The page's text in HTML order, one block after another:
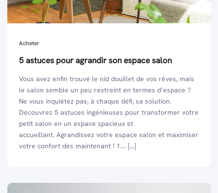
Acheter
5 astuces pour agrandir son espace salon
Vous avez enfin trouvé le nid douillet de vos rêves, mais
le salon semble un peu restreint en termes d’espace ?
Ne vous inquiétez pas, à chaque défi, sa solution.
Découvrez 5 astuces ingénieuses pour transformer votre
petit salon en un espace spacieux et
accueillant. Agrandissez votre espace salon et maximiser
votre confort dès maintenant ! 1.... [...]